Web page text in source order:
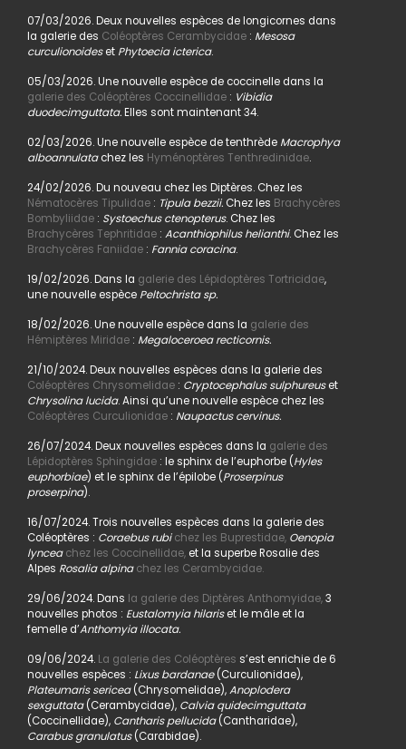
07/03/2026. Deux nouvelles espèces de longicornes dans
la galerie des Coléoptères Cerambycidae: Mesosa
curculionoideset Phytoecia icterica.
05/03/2026. Une nouvelle espèce de coccinelle dans la
galerie des Coléoptères Coccinellidae: Vibidia
duodecimguttata.Elles sont maintenant 34.
02/03/2026. Une nouvelle espèce de tenthrède Macrophya
alboannulatachez les Hyménoptères Tenthredinidae.
24/02/2026. Du nouveau chez les Diptères. Chez les
Nématocères Tipulidae: Tipula bezzii. Chez les Brachycères
Bombyliidae: Systoechus ctenopterus. Chez les
Brachycères Tephritidae: Acanthiophilus helianthi. Chez les
Brachycères Faniidae: Fannia coracina.
19/02/2026. Dans la galerie des Lépidoptères Tortricidae,
une nouvelle espèce Peltochrista sp.
18/02/2026. Une nouvelle espèce dans la galerie des
Hémiptères Miridae: Megaloceroea recticornis.
21/10/2024. Deux nouvelles espèces dans la galerie des
Coléoptères Chrysomelidae: Cryptocephalus sulphureuset
Chrysolina lucida. Ainsi qu’une nouvelle espèce chez les
Coléoptères Curculionidae : Naupactus cervinus.
26/07/2024. Deux nouvelles espèces dans la galerie des
Lépidoptères Sphingidae: le sphinx de l’euphorbe (Hyles
euphorbiae) et le sphinx de l’épilobe (Proserpinus
proserpina).
16/07/2024. Trois nouvelles espèces dans la galerie des
Coléoptères : Coraebus rubi chez les Buprestidae, Oenopia
lyncea chez les Coccinellidae,et la superbe Rosalie des
Alpes Rosalia alpina chez les Cerambycidae.
29/06/2024. Dans la galerie des Diptères Anthomyidae,3
nouvelles photos : Eustalomyia hilariset le mâle et la
femelle d’Anthomyia illocata.
09/06/2024.La galerie des Coléoptères s’est enrichie de 6
nouvelles espèces : Lixus bardanae(Curculionidae),
Plateumaris sericea(Chrysomelidae),Anoplodera
sexguttata(Cerambycidae), Calvia quidecimguttata
(Coccinellidae), Cantharis pellucida(Cantharidae),
Carabus granulatus(Carabidae).